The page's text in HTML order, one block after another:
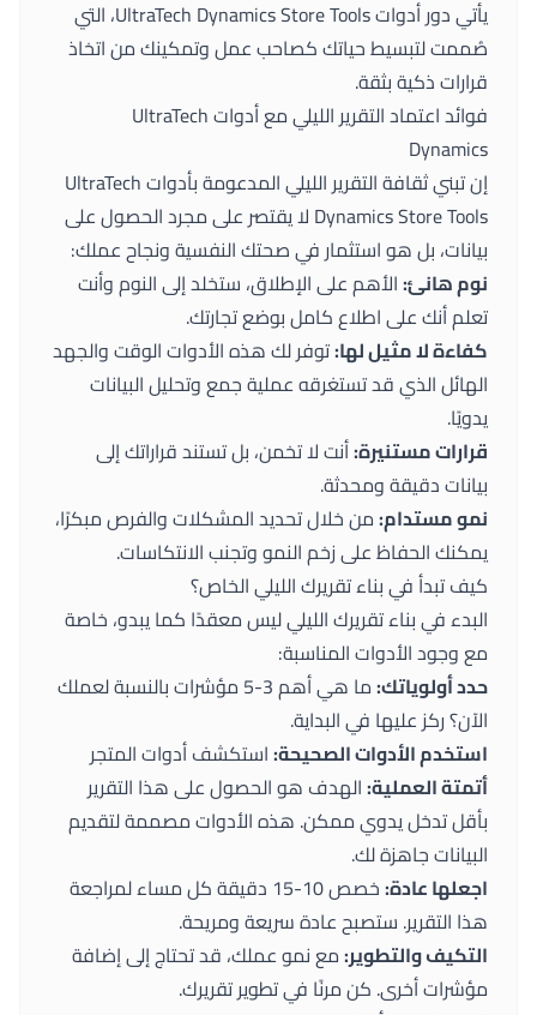
يأتي دورأدوات UltraTech Dynamics Store Tools
، التي
صُممت لتبسيط حياتك كصاحب عمل وتمكينك من اتخاذ
قرارات ذكية بثقة.
فوائد اعتماد التقرير الليلي مع أدوات UltraTech
Dynamics
إن تبني ثقافة التقرير الليلي المدعومة بأدوات UltraTech
Dynamics Store Tools لا يقتصر على مجرد الحصول على
بيانات، بل هو استثمار في صحتك النفسية ونجاح عملك:
نوم هانئ:الأهم على الإطلاق، ستخلد إلى النوم وأنت
تعلم أنك على اطلاع كامل بوضع تجارتك.
كفاءة لا مثيل لها:توفر لك هذه الأدوات الوقت والجهد
الهائل الذي قد تستغرقه عملية جمع وتحليل البيانات
يدويًا.
قرارات مستنيرة:أنت لا تخمن، بل تستند قراراتك إلى
بيانات دقيقة ومحدثة.
نمو مستدام:من خلال تحديد المشكلات والفرص مبكرًا،
يمكنك الحفاظ على زخم النمو وتجنب الانتكاسات.
كيف تبدأ في بناء تقريرك الليلي الخاص؟
البدء في بناء تقريرك الليلي ليس معقدًا كما يبدو، خاصة
مع وجود الأدوات المناسبة:
حدد أولوياتك:
ما هي أهم 3-5 مؤشرات بالنسبة لعملك
الآن؟ ركز عليها في البداية.
استخدم الأدوات الصحيحة:استكشفأدوات المتجر
أتمتة العملية:الهدف هو الحصول على هذا التقرير
بأقل تدخل يدوي ممكن. هذه الأدوات مصممة لتقديم
البيانات جاهزة لك.
اجعلها عادة:
خصص 10-15 دقيقة كل مساء لمراجعة
هذا التقرير. ستصبح عادة سريعة ومريحة.
التكيف والتطوير:مع نمو عملك، قد تحتاج إلى إضافة
مؤشرات أخرى. كن مرنًا في تطوير تقريرك.